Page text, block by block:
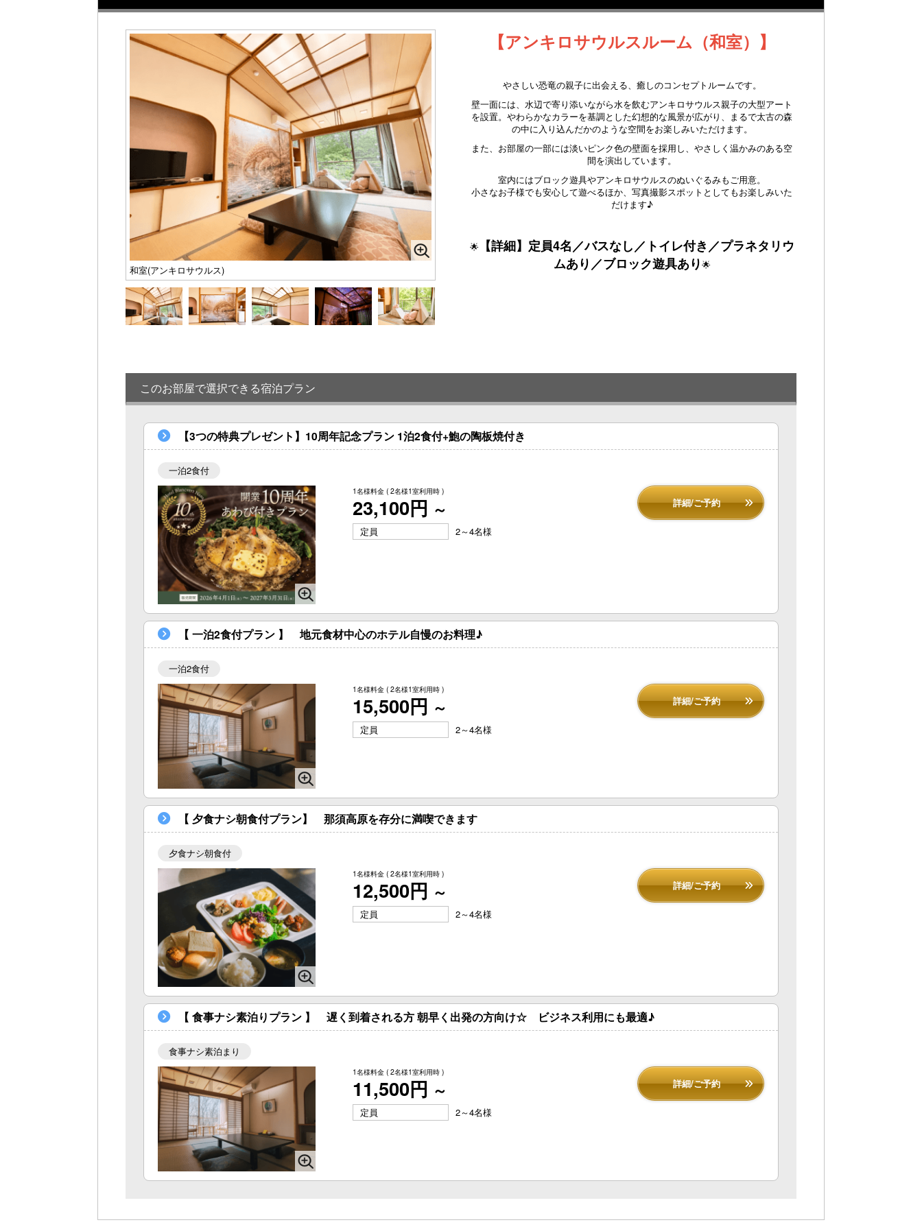
和室(アンキロサウルス)
【アンキロサウルスルーム（和室）】
やさしい恐竜の親子に出会える、癒しのコンセプトルームです。
壁一面には、水辺で寄り添いながら水を飲むアンキロサウルス親子の大型アート
を設置。やわらかなカラーを基調とした幻想的な風景が広がり、まるで太古の森
の中に入り込んだかのような空間をお楽しみいただけます。
また、お部屋の一部には淡いピンク色の壁面を採用し、やさしく温かみのある空
間を演出しています。
室内にはブロック遊具やアンキロサウルスのぬいぐるみもご用意。
小さなお子様でも安心して遊べるほか、写真撮影スポットとしてもお楽しみいた
だけます♪
🌟【詳細】定員4名／バスなし／トイレ付き／プラネタリウ
ムあり／ブロック遊具あり🌟
このお部屋で選択できる宿泊プラン
【3つの特典プレゼント】10周年記念プラン 1泊2食付+鮑の陶板焼付き
一泊2食付
1名様料金 ( 2名様1室利用時 )
23,100円 ～ 詳細/ご予約
定員 2～4名様
【 一泊2食付プラン 】 地元食材中心のホテル自慢のお料理♪
一泊2食付
1名様料金 ( 2名様1室利用時 )
15,500円 ～ 詳細/ご予約
定員 2～4名様
【 夕食ナシ朝食付プラン】 那須高原を存分に満喫できます
夕食ナシ朝食付
1名様料金 ( 2名様1室利用時 )
12,500円 ～ 詳細/ご予約
定員 2～4名様
【 食事ナシ素泊りプラン 】 遅く到着される方 朝早く出発の方向け☆ ビジネス利用にも最適♪
食事ナシ素泊まり
1名様料金 ( 2名様1室利用時 )
11,500円 ～ 詳細/ご予約
定員 2～4名様